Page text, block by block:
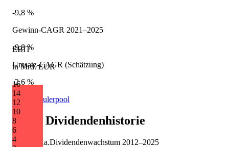
EBIT
in Mrd. EUR
16
14
12
10
8
6
4
-9,8 %
Gewinn-CAGR 2021–2025
-9,8 %
Umsatz-CAGR (Schätzung)
-2,6 %
Quelle: Eulerpool
OMV Dividendenhistorie
+3,4 % p.a.Dividendenwachstum 2012–2025